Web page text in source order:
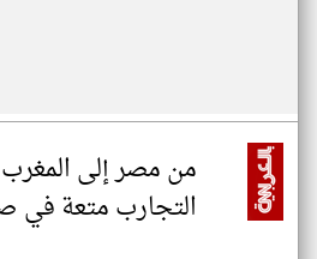
من مصر إلى
التجارب متعة في